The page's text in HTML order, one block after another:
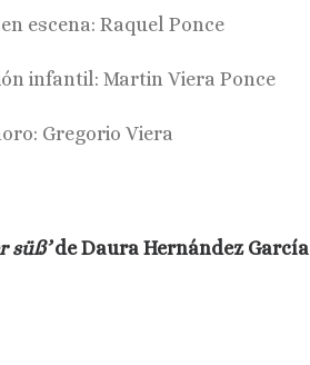
escena: Raquel Ponce
infantil: Martin Viera Ponce
Gregorio Viera
süß’de Daura Hernández García